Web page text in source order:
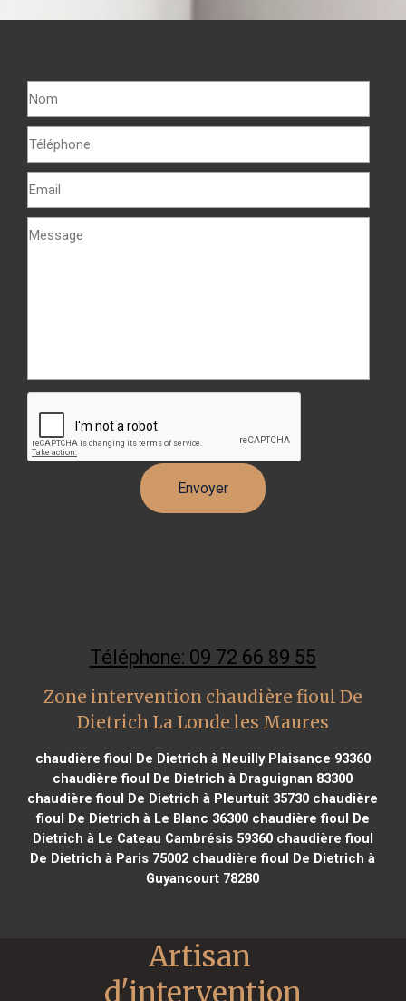
Téléphone: 09 72 66 89 55
Zone intervention chaudière fioul De
Dietrich La Londe les Maures
chaudière fioul De Dietrich à Neuilly Plaisance 93360
chaudière fioul De Dietrich à Draguignan 83300
chaudière fioul De Dietrich à Pleurtuit 35730 chaudière
fioul De Dietrich à Le Blanc 36300chaudière fioul De
Dietrich à Le Cateau Cambrésis 59360chaudière fioul
De Dietrich à Paris 75002 chaudière fioul De Dietrich à
Guyancourt 78280
Artisan
d'intervention